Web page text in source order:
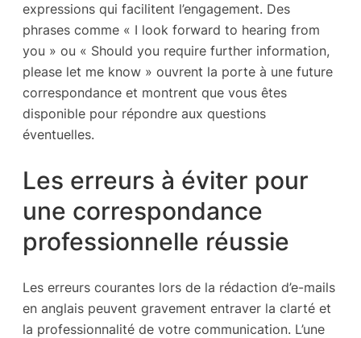
expressions qui facilitent l’engagement. Des
phrases comme « I look forward to hearing from
you » ou « Should you require further information,
please let me know » ouvrent la porte à une future
correspondance et montrent que vous êtes
disponible pour répondre aux questions
éventuelles.
Les erreurs à éviter pour
une correspondance
professionnelle réussie
Les erreurs courantes lors de la rédaction d’e-mails
en anglais peuvent gravement entraver la clarté et
la professionnalité de votre communication. L’une